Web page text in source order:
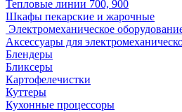
Тепловые линии 700, 900
Шкафы пекарские и жарочные
Электромеханическое
Аксессуары для
Блендеры
Бликсеры
Картофелечистки
Куттеры
Кухонные процессоры